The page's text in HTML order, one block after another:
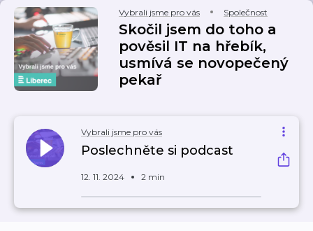
Vybrali jsme pro vás Společnost
Skočil jsem do toho a
pověsil IT na hřebík,
usmívá se novopečený
pekař
Vybrali jsme pro vás
Poslechněte si podcast
12. 11. 2024 2 min